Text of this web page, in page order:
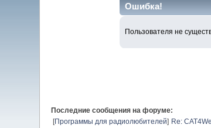
Ошибка!
Пользователя не
Последние сообщения на форуме:
[Программы для радиолюбителей] Re: